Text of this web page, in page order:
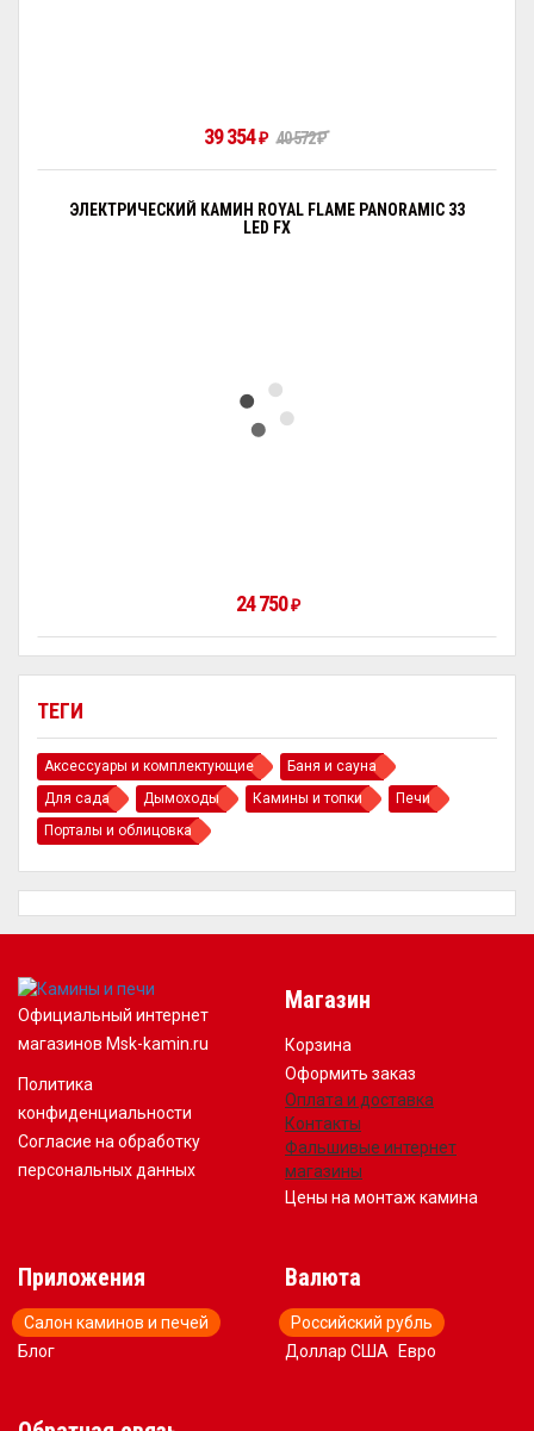
ТЕГИ
Аксессуары и комплектующие
Баня и сауна
Для сада
Дымоходы Камины и топки
Печи
Порталы и облицовка
39 354₽ 40 572₽
ЭЛЕКТРИЧЕСКИЙ КАМИН ROYAL FLAME PANORAMIC 33
LED FX
24 750₽
Официальный интернет
магазинов Msk-kamin.ru
Политика
конфиденциальности
Согласие на обработку
персональных данных
Магазин
Корзина
Оформить заказ
Оплата и доставка
Контакты
Фальшивые интернет
магазины
Цены на монтаж камина
Приложения
Салон каминов и печей
Блог
Валюта
Российский рубль
Доллар США
Евро